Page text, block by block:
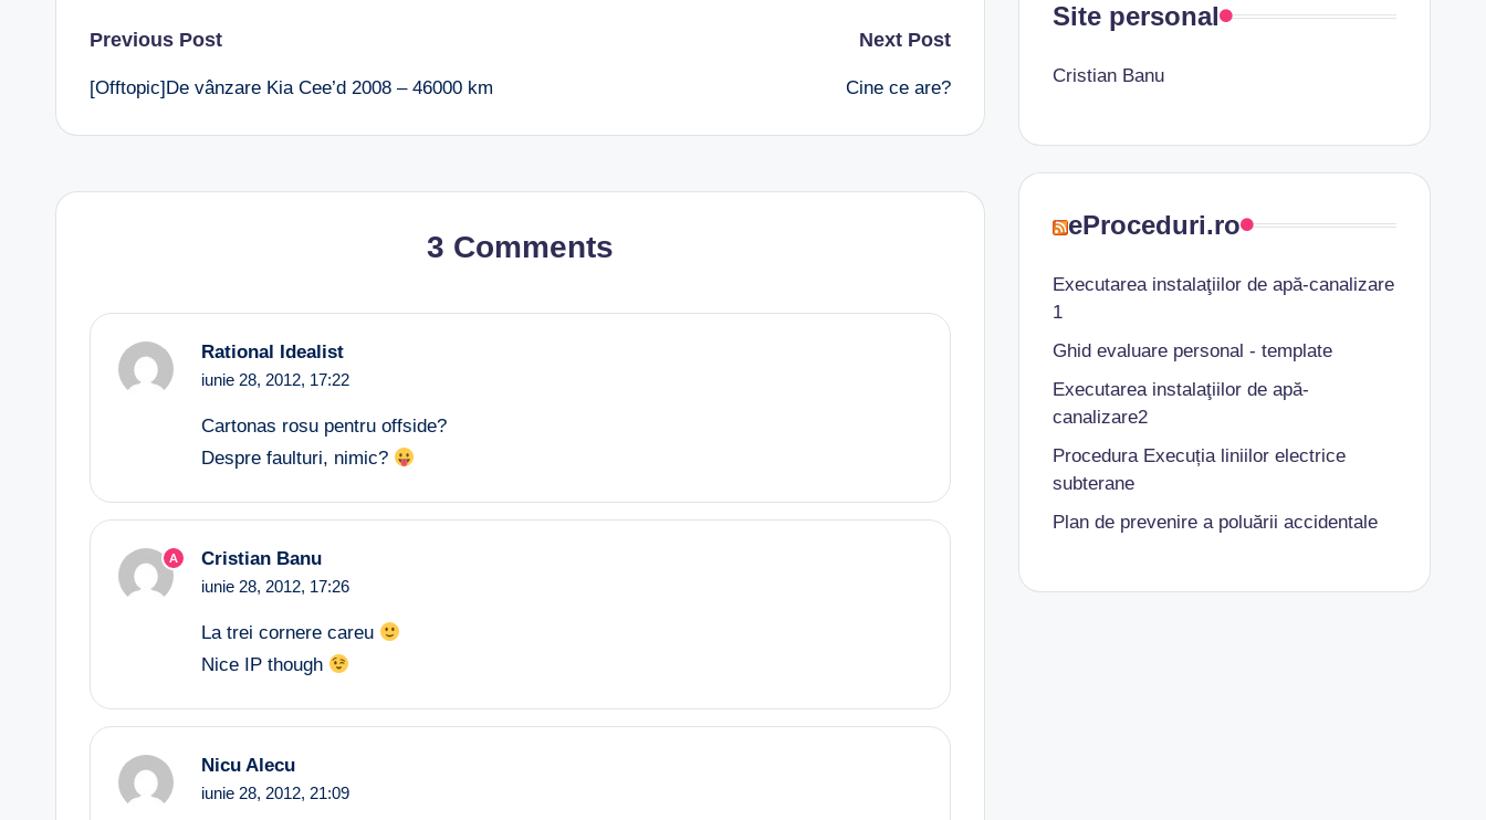
Post
navigation
Previous Post
[Offtopic]De vânzare Kia Cee’d 2008 – 46000 km
Next Post
Cine ce are?
3 Comments
Rational Idealist
iunie 28, 2012, 17:22
Cartonas rosu pentru offside?
Despre faulturi, nimic?
A Cristian Banu
iunie 28, 2012, 17:26
La trei cornere careu
Nice IP though
Nicu Alecu
iunie 28, 2012, 21:09
Site personal
Cristian Banu
eProceduri.ro
Executarea instalaţiilor de apă-canalizare
1
Ghid evaluare personal - template
Executarea instalaţiilor de apă-
canalizare2
Procedura Execuția liniilor electrice
subterane
Plan de prevenire a poluării accidentale